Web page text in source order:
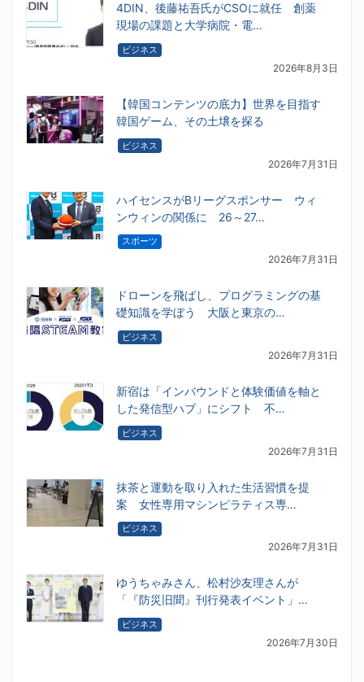
4DIN、後藤祐吾氏がCSOに就任 創薬
現場の課題と大学病院・電…
ビジネス
2026年8月3日
【韓国コンテンツの底力】世界を目指す
韓国ゲーム、その土壌を探る
ビジネス
2026年7月31日
ハイセンスがBリーグスポンサー ウィ
ンウィンの関係に 26～27…
スポーツ
2026年7月31日
ドローンを飛ばし、プログラミングの基
礎知識を学ぼう 大阪と東京の…
ビジネス
2026年7月31日
新宿は「インバウンドと体験価値を軸と
した発信型ハブ」にシフト 不…
ビジネス
2026年7月31日
抹茶と運動を取り入れた生活習慣を提
案 女性専用マシンピラティス専…
ビジネス
2026年7月31日
ゆうちゃみさん、松村沙友理さんが
「『防災旧聞』刊行発表イベント」…
ビジネス
2026年7月30日